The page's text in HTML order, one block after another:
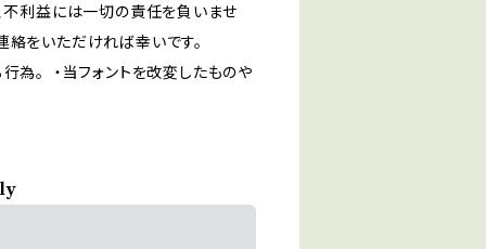
不利益には一切の責任を負いませ
をいただければ幸いです。
為。 ・当フォントを改変したものや